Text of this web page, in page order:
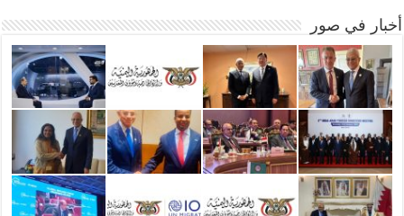
أخبار في صور